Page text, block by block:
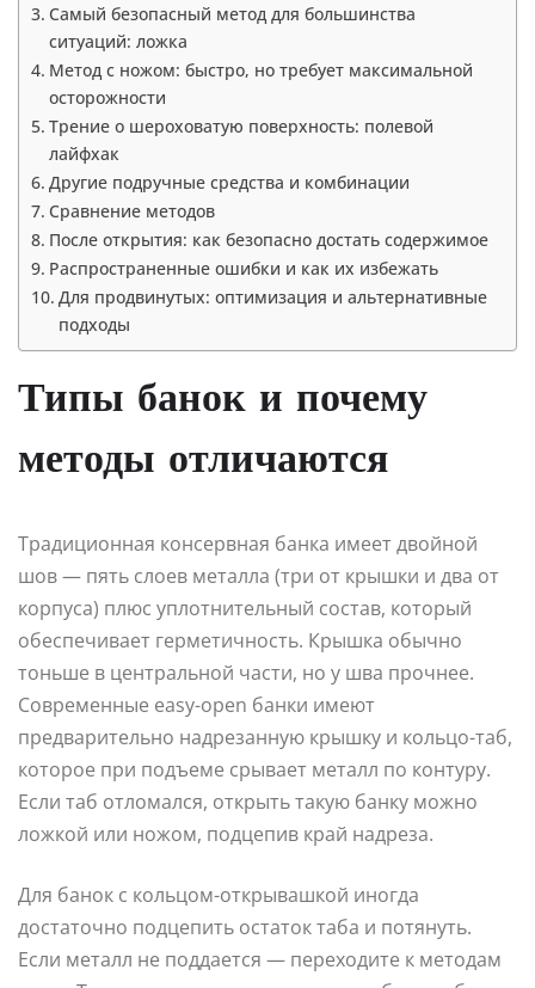
Самый безопасный метод для большинства
ситуаций: ложка
Метод с ножом: быстро, но требует максимальной
осторожности
Трение о шероховатую поверхность: полевой
лайфхак
Другие подручные средства и комбинации
Сравнение методов
После открытия: как безопасно достать содержимое
Распространенные ошибки и как их избежать
Для продвинутых: оптимизация и альтернативные
подходы
Типы банок и почему
методы отличаются
Традиционная консервная банка имеет двойной
шов — пять слоев металла (три от крышки и два от
корпуса) плюс уплотнительный состав, который
обеспечивает герметичность. Крышка обычно
тоньше в центральной части, но у шва прочнее.
Современные easy-open банки имеют
предварительно надрезанную крышку и кольцо-таб,
которое при подъеме срывает металл по контуру.
Если таб отломался, открыть такую банку можно
ложкой или ножом, подцепив край надреза.
Для банок с кольцом-открывашкой иногда
достаточно подцепить остаток таба и потянуть.
Если металл не поддается — переходите к методам